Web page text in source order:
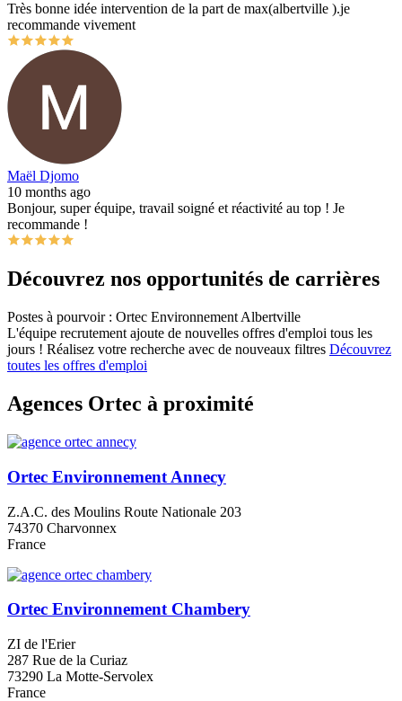
Très bonne idée intervention de la part de max(albertville ).je
recommande vivement
Maël Djomo
10 months ago
Bonjour, super équipe, travail soigné et réactivité au top ! Je
recommande !
Découvrez nos opportunités de carrières
Postes à pourvoir : Ortec Environnement Albertville
L'équipe recrutement ajoute de nouvelles offres d'emploi tous les
jours ! Réalisez votre recherche avec de nouveaux filtres Découvrez
toutes les offres d'emploi
Agences Ortec à proximité
Ortec Environnement Annecy
Z.A.C. des Moulins Route Nationale 203
74370 Charvonnex
France
Ortec Environnement Chambery
ZI de l'Erier
287 Rue de la Curiaz
73290 La Motte-Servolex
France